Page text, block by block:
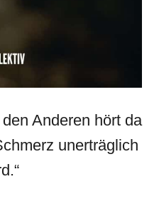
Anderen hört da
unerträglich